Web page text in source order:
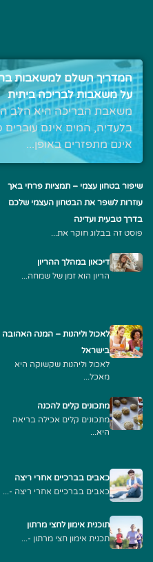
המדריך השלם למשאבות
על משאבות לבריכה ביתית
משאבת הבריכה היא הלב
בלעדיה, המים אינם עוברים
אינם מתפזרים באופן...
שיפור בטחון עצמי – תמציות פרחי באך
עוזרות לשפר את הבטחון העצמי שלכם
בדרך טבעית ועדינה
פוסט זה בבלוג חוקר את...
דיכאון במהלך ההריון
הריון הוא זמן של שמחה...
לאכול וליהנות – המנה האהובה
בישראל
לאכול וליהנות שקשוקה היא
מאכל...
מתכונים קלים להכנה
מתכונים קלים אכילה בריאה
היא...
כאבים בברכיים אחרי ריצה
כאבים בברכיים אחרי ריצה -...
תוכנית אימון לחצי מרתון
תכנית אימון חצי מרתון -...